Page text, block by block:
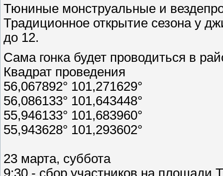
Тюниные монструальные и
Традиционное открытие сезона у
до 12.
Сама гонка будет проводиться в
Квадрат проведения
56,067892° 101,271629°
56,086133° 101,643448°
55,946133° 101,683960°
55,943628° 101,293602°
23 марта, суббота
9:30 - сбор участников на площади